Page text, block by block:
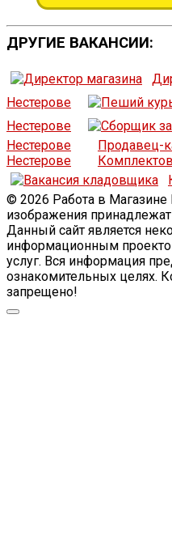
ДРУГИЕ ВАКАНСИИ:
Нестерове
Нестерове
Нестерове
Продавец-
Нестерове
© 2026 Работа в Магазине
изображения
Данный сайт является
информационным
услуг. Вся информация
ознакомительных целях.
запрещено!